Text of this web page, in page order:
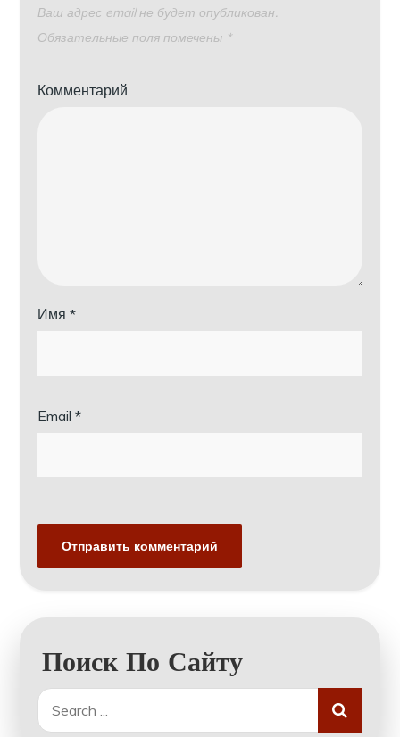
Ваш адрес email не будет опубликован.
Обязательные поля помечены *
Комментарий
Имя*
Email*
Поиск По Сайту
Search
for: